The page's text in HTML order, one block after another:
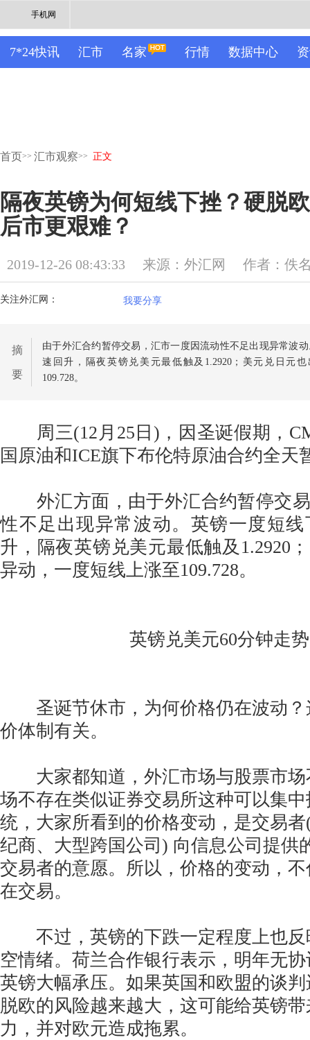
手机网
7*24快讯 汇市 名家 行情 数据中心
首页>> 汇市观察>> 正文
隔夜英镑为何短线下挫？硬脱
后市更艰难？
2019-12-26 08:43:33 来源：外汇网 作者：佚
关注外汇网： 我要分享
摘
要
由于外汇合约暂停交易，汇市一度因流动性不足出现异常波
速回升，隔夜英镑兑美元最低触及1.2920；美元兑日元
109.728。
周三(12月25日)，因圣诞假期，
国原油和ICE旗下布伦特原油合约全天
外汇方面，由于外汇合约暂停交易
性不足出现异常波动。英镑一度短
升，隔夜英镑兑美元最低触及1.2920
异动，一度短线上涨至109.728。
英镑兑美元60分钟走
圣诞节休市，为何价格仍在波动？
价体制有关。
大家都知道，外汇市场与股票市场
场不存在类似证券交易所这种可以集
统，大家所看到的价格变动，是交易
纪商、大型跨国公司) 向信息公司提供
交易者的意愿。所以，价格的变动，
在交易。
不过，英镑的下跌一定程度上也反
空情绪。荷兰合作银行表示，明年无
英镑大幅承压。如果英国和欧盟的谈
脱欧的风险越来越大，这可能给英镑
力，并对欧元造成拖累。